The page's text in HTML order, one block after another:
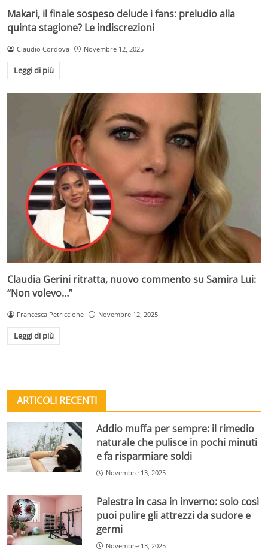
Makari, il finale sospeso delude i fans: preludio alla
quinta stagione? Le indiscrezioni
Claudio Cordova Novembre 12, 2025
Leggi di più
Claudia Gerini ritratta, nuovo commento su Samira Lui:
“Non volevo…”
Francesca Petriccione Novembre 12, 2025
Leggi di più
ARTICOLI RECENTI
Addio muffa per sempre: il rimedio
naturale che pulisce in pochi minuti
e fa risparmiare soldi
Novembre 13, 2025
Palestra in casa in inverno: solo così
puoi pulire gli attrezzi da sudore e
germi
Novembre 13, 2025